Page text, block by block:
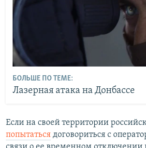
БОЛЬШЕ ПО ТЕМЕ:
Лазерная атака на Донбассе
Если на своей территории
попытаться договориться с